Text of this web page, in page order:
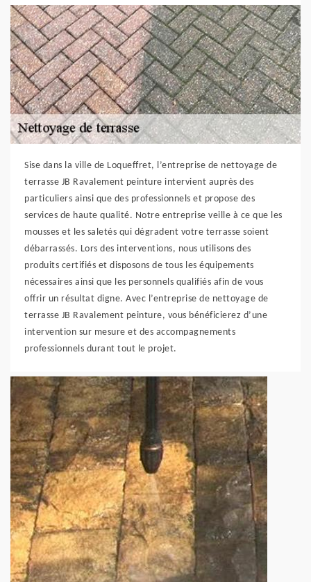
Sise dans la ville de Loqueffret, l’entreprise de nettoyage de
terrasse JB Ravalement peinture intervient auprès des
particuliers ainsi que des professionnels et propose des
services de haute qualité. Notre entreprise veille à ce que les
mousses et les saletés qui dégradent votre terrasse soient
débarrassés. Lors des interventions, nous utilisons des
produits certifiés et disposons de tous les équipements
nécessaires ainsi que les personnels qualifiés afin de vous
offrir un résultat digne. Avec l’entreprise de nettoyage de
terrasse JB Ravalement peinture, vous bénéficierez d’une
intervention sur mesure et des accompagnements
professionnels durant tout le projet.